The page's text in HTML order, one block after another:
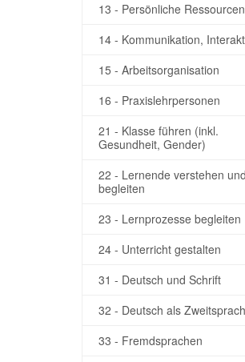
13 - Persönliche Ressourcen
14 - Kommunikation,
15 - Arbeitsorganisation
16 - Praxislehrpersonen
21 - Klasse führen (inkl.
Gesundheit, Gender)
22 - Lernende verstehen und
begleiten
23 - Lernprozesse begleiten
24 - Unterricht gestalten
31 - Deutsch und Schrift
32 - Deutsch als
33 - Fremdsprachen